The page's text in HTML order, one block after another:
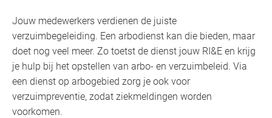
Jouw medewerkers verdienen de juiste
verzuimbegeleiding. Een arbodienst kan die bieden, maar
doet nog veel meer. Zo toetst de dienst jouw RI&E en krijg
je hulp bij het opstellen van arbo- en verzuimbeleid. Via
een dienst op arbogebied zorg je ook voor
verzuimpreventie, zodat ziekmeldingen worden
voorkomen.